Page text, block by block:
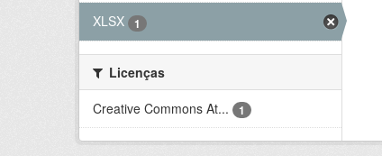
XLSX 1
Licenças
Creative Commons At...
1